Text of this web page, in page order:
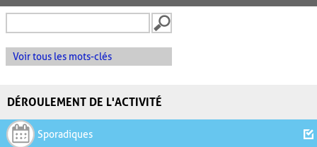
Voir tous les mots-clés
DÉROULEMENT DE L'ACTIVITÉ
Sporadiques